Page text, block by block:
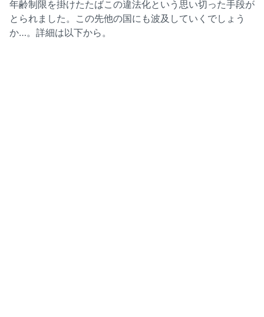
年齢制限を掛けたたばこの違法化という思い切った手段が
とられました。この先他の国にも波及していくでしょう
か…。詳細は以下から。